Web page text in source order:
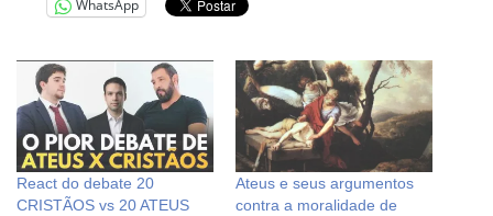
WhatsApp
React do debate 20
CRISTÃOS vs 20 ATEUS
Ateus e seus argumentos
contra a moralidade de